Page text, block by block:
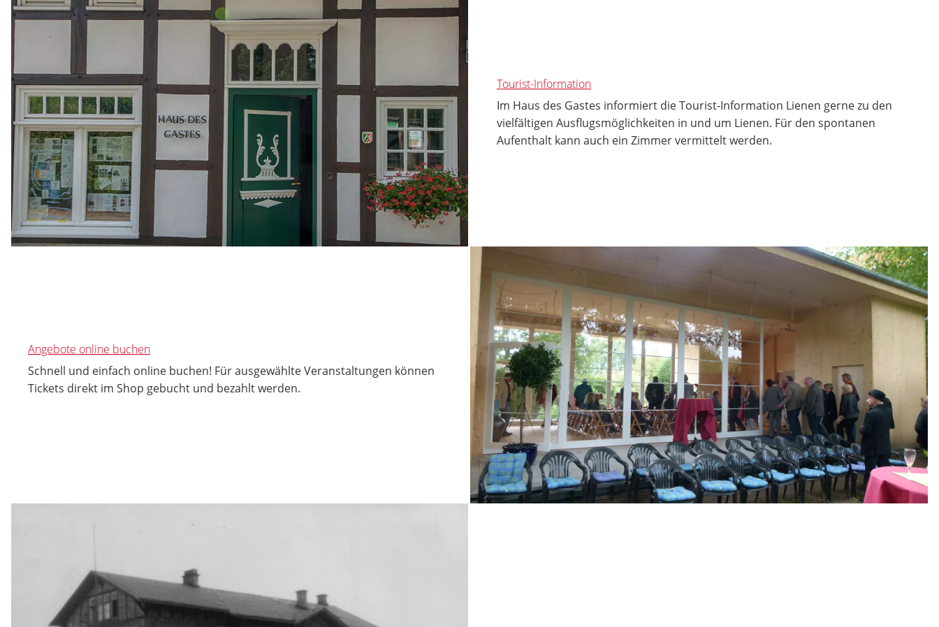
Tourist-Information
Im Haus des Gastes informiert die Tourist-Information Lienen gerne zu den
vielfältigen Ausflugsmöglichkeiten in und um Lienen. Für den spontanen
Aufenthalt kann auch ein Zimmer vermittelt werden.
Angebote online buchen
Schnell und einfach online buchen! Für ausgewählte Veranstaltungen können
Tickets direkt im Shop gebucht und bezahlt werden.